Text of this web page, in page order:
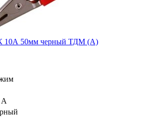
50мм черный ТДМ (А)
А